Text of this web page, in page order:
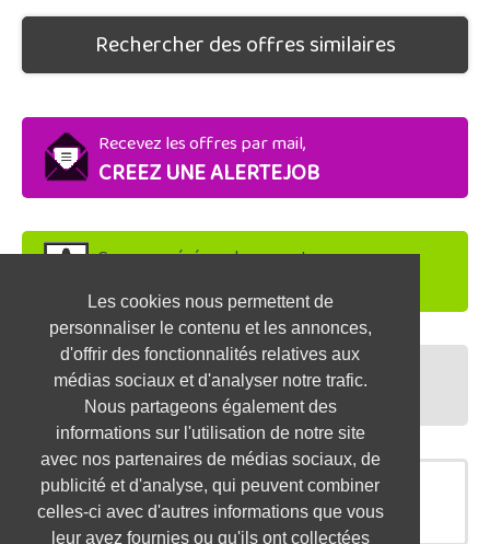
Les cookies nous permettent de
personnaliser le contenu et les annonces,
d'offrir des fonctionnalités relatives aux
médias sociaux et d'analyser notre trafic.
Nous partageons également des
informations sur l'utilisation de notre site
avec nos partenaires de médias sociaux, de
publicité et d'analyse, qui peuvent combiner
celles-ci avec d'autres informations que vous
leur avez fournies ou qu'ils ont collectées
Rechercher des offres similaires
Recevez les offres par mail,
CREEZ UNE ALERTEJOB
Soyez repéré par les recruteurs,
DEPOSEZ VOTRE CV
Préparez vos entretiens,
TESTEZ-VOUS
OFFRES SIMILAIRES